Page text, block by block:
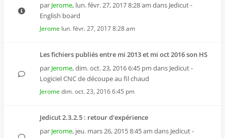
par Jerome, lun. févr. 27, 2017 8:28 am dans Jedicut -
English board
Jerome lun. févr. 27, 2017 8:28 am
Les fichiers publiés entre mi 2013 et mi oct 2016 son HS
par Jerome,dim. oct. 23, 2016 6:45 pm dans Jedicut -
Logiciel CNC de découpe au fil chaud
Jeromedim. oct. 23, 2016 6:45 pm
Jedicut 2.3.2.5 : retour d'expérience
par Jerome, jeu. mars 26, 2015 8:45 am dans Jedicut -